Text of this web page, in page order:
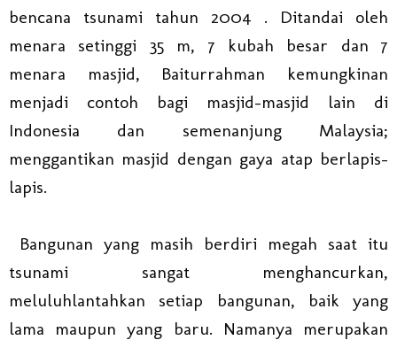
bencana tsunami tahun 2004 . Ditandai oleh
menara setinggi 35 m, 7 kubah besar dan 7
menara masjid, Baiturrahman kemungkinan
menjadi contoh bagi masjid-masjid lain di
Indonesia dan semenanjung Malaysia;
menggantikan masjid dengan gaya atap berlapis-
lapis.
Bangunan yang masih berdiri megah saat itu
tsunami sangat menghancurkan,
meluluhlantahkan setiap bangunan, baik yang
lama maupun yang baru. Namanya merupakan